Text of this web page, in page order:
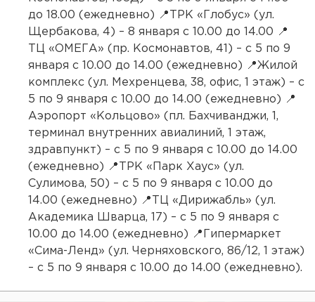
до 18.00 (ежедневно) 📍ТРК «Глобус» (ул.
Щербакова, 4) – 8 января с 10.00 до 14.00 📍
ТЦ «ОМЕГА» (пр. Космонавтов, 41) – с 5 по 9
января с 10.00 до 14.00 (ежедневно) 📍Жилой
комплекс (ул. Мехренцева, 38, офис, 1 этаж) – с
5 по 9 января с 10.00 до 14.00 (ежедневно) 📍
Аэропорт «Кольцово» (пл. Бахчиванджи, 1,
терминал внутренних авиалиний, 1 этаж,
здравпункт) – с 5 по 9 января с 10.00 до 14.00
(ежедневно) 📍ТРК «Парк Хаус» (ул.
Сулимова, 50) – с 5 по 9 января с 10.00 до
14.00 (ежедневно) 📍ТЦ «Дирижабль» (ул.
Академика Шварца, 17) – с 5 по 9 января с
10.00 до 14.00 (ежедневно) 📍Гипермаркет
«Сима-Ленд» (ул. Черняховского, 86/12, 1 этаж)
– с 5 по 9 января с 10.00 до 14.00 (ежедневно).